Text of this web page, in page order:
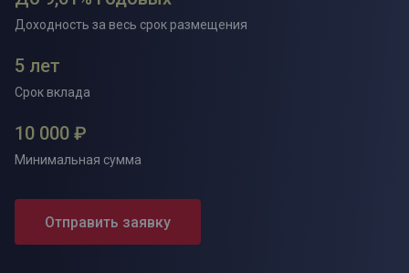
Отправить заявку
Доходность за весь срок размещения
5 лет
Срок вклада
10 000 ₽
Минимальная сумма